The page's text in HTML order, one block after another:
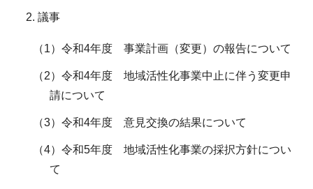
議事
（1）令和4年度 事業計画（変更）の報告について
（2）令和4年度 地域活性化事業中止に伴う変更申
請について
（3）令和4年度 意見交換の結果について
（4）令和5年度 地域活性化事業の採択方針につい
て